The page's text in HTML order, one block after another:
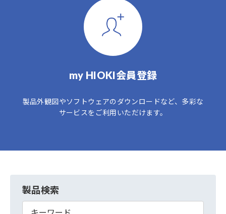
my HIOKI会員登録
製品外観図やソフトウェアのダウンロードなど、多彩な
サービスをご利用いただけます。
製品検索